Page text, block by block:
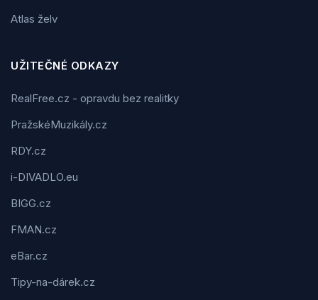
Atlas želv
UŽITEČNÉ ODKAZY
RealFree.cz - opravdu bez realitky
PražskéMuzikály.cz
RDY.cz
i-DIVADLO.eu
BIGG.cz
FMAN.cz
eBar.cz
Tipy-na-dárek.cz